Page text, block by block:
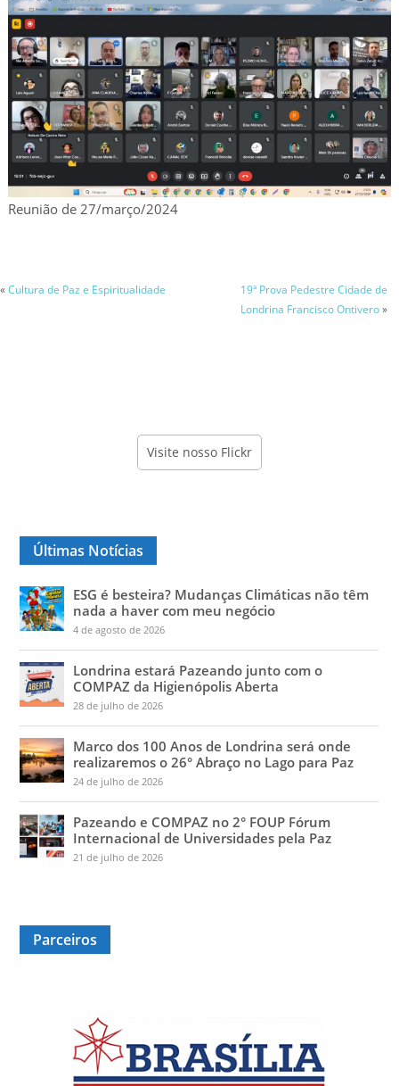
Reunião de 27/março/2024
«Cultura de Paz e Espiritualidade
19ª Prova Pedestre Cidade de
Londrina Francisco Ontivero»
Visite nosso Flickr
Últimas Notícias
ESG é besteira? Mudanças Climáticas não têm
nada a haver com meu negócio
4 de agosto de 2026
Londrina estará Pazeando junto com o
COMPAZ da Higienópolis Aberta
28 de julho de 2026
Marco dos 100 Anos de Londrina será onde
realizaremos o 26° Abraço no Lago para Paz
24 de julho de 2026
Pazeando e COMPAZ no 2° FOUP Fórum
Internacional de Universidades pela Paz
21 de julho de 2026
Parceiros